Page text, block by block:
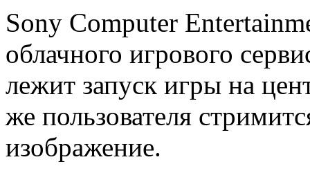
Sony Computer
облачного игрового
лежит запуск игры на
же пользователя
изображение.